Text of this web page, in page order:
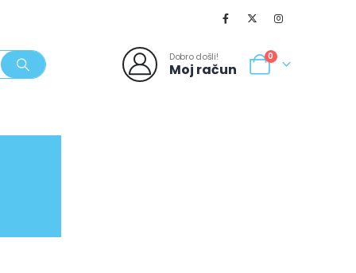
Dobro došli!
Moj račun
0